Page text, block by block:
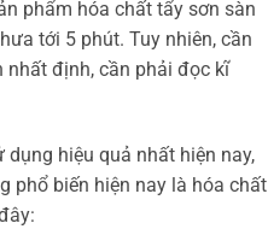
phẩm hóa chất tẩy sơn sàn
tới 5 phút. Tuy nhiên, cần
nhất định, cần phải đọc kĩ
hiệu quả nhất hiện nay,
phổ biến hiện nay là hóa chất